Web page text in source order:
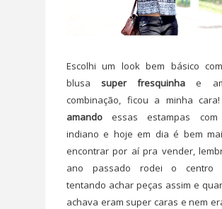
Escolhi um look bem básico
blusa super fresquinha e
combinação, ficou a minha cara!
amando essas estampas com
indiano e hoje em dia é bem
encontrar por aí pra vender,
ano passado rodei o centro
tentando achar peças assim e
achava eram super caras e nem